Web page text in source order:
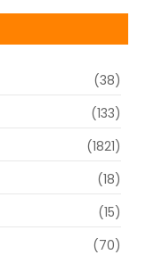
(38)
(133)
(1821)
(18)
(15)
(70)